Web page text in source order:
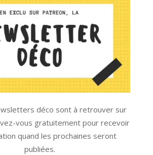
déco sont à retrouver sur
vous gratuitement pour recevoir
quand les prochaines seront
publiées.